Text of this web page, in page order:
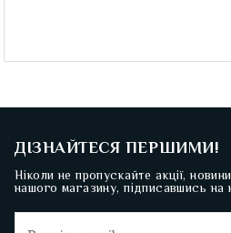
ДІЗНАЙТЕСЯ ПЕРШИМИ!
Ніколи не пропускайте акції,
нашого магазину, підписавшись на